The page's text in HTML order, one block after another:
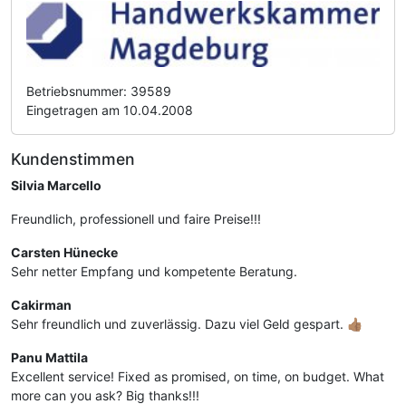
Betriebsnummer: 39589
Eingetragen am 10.04.2008
Kundenstimmen
Silvia Marcello
Freundlich, professionell und faire Preise!!!
Carsten Hünecke
Sehr netter Empfang und kompetente Beratung.
Cakirman
Sehr freundlich und zuverlässig. Dazu viel Geld gespart. 👍🏽
Panu Mattila
Excellent service! Fixed as promised, on time, on budget. What
more can you ask? Big thanks!!!